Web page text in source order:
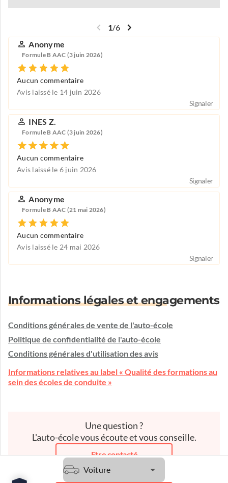
1/6
Anonyme
Formule B AAC (3 juin 2026)
Aucun commentaire
Avis laissé le 14 juin 2026
Signaler
INES Z.
Formule B AAC (3 juin 2026)
Aucun commentaire
Avis laissé le 6 juin 2026
Signaler
Anonyme
Formule B AAC (21 mai 2026)
Aucun commentaire
Avis laissé le 24 mai 2026
Signaler
Informations légales et engagements
Conditions générales de vente de l'auto-école
Politique de confidentialité de l'auto-école
Conditions générales d'utilisation des avis
Informations relatives au label « Qualité des formations au
sein des écoles de conduite »
Une question ?
L'auto-école vous écoute et vous conseille.
Etre contacté
Voiture